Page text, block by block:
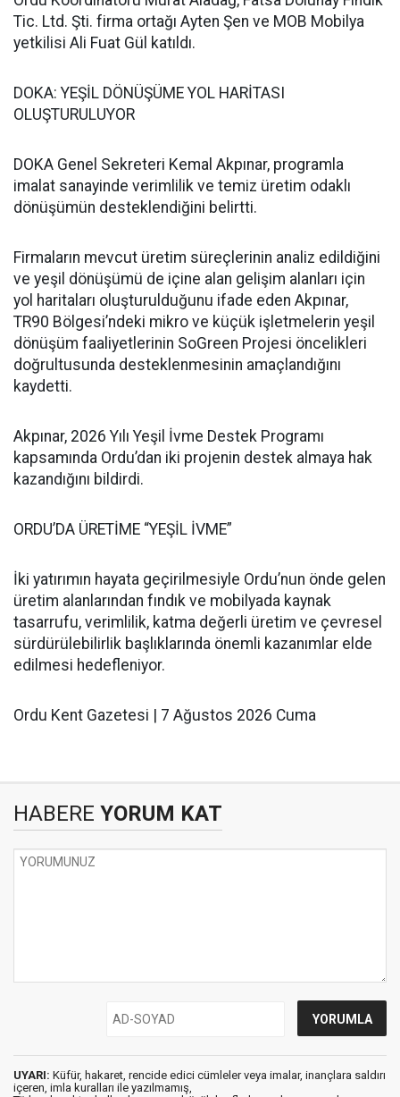
Tic. Ltd. Şti. firma ortağı Ayten Şen ve MOB Mobilya
yetkilisi Ali Fuat Gül katıldı.
DOKA: YEŞİL DÖNÜŞÜME YOL HARİTASI
OLUŞTURULUYOR
DOKA Genel Sekreteri Kemal Akpınar, programla
imalat sanayinde verimlilik ve temiz üretim odaklı
dönüşümün desteklendiğini belirtti.
Firmaların mevcut üretim süreçlerinin analiz edildiğini
ve yeşil dönüşümü de içine alan gelişim alanları için
yol haritaları oluşturulduğunu ifade eden Akpınar,
TR90 Bölgesi’ndeki mikro ve küçük işletmelerin yeşil
dönüşüm faaliyetlerinin SoGreen Projesi öncelikleri
doğrultusunda desteklenmesinin amaçlandığını
kaydetti.
Akpınar, 2026 Yılı Yeşil İvme Destek Programı
kapsamında Ordu’dan iki projenin destek almaya hak
kazandığını bildirdi.
ORDU’DA ÜRETİME “YEŞİL İVME”
İki yatırımın hayata geçirilmesiyle Ordu’nun önde gelen
üretim alanlarından fındık ve mobilyada kaynak
tasarrufu, verimlilik, katma değerli üretim ve çevresel
sürdürülebilirlik başlıklarında önemli kazanımlar elde
edilmesi hedefleniyor.
Ordu Kent Gazetesi | 7 Ağustos 2026 Cuma
HABERE YORUM KAT
UYARI: Küfür, hakaret, rencide edici cümleler veya imalar, inançlara saldırı
içeren, imla kuralları ile yazılmamış,